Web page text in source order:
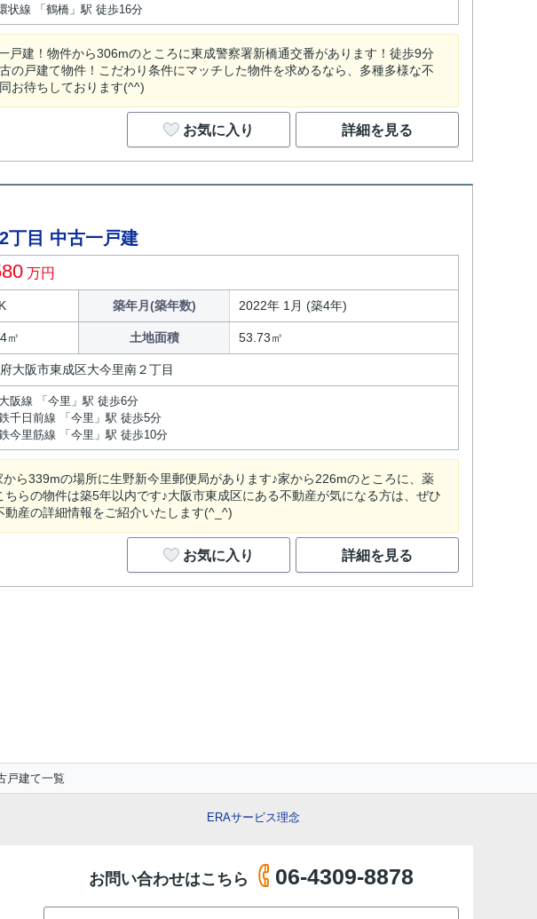
状線 「鶴橋」駅 徒歩16分
建！物件から306mのところに東成警察署新橋通交番があります！徒歩9分
の戸建て物件！こだわり条件にマッチした物件を求めるなら、多種多様な不
お待ちしております(^^)
お気に入り 詳細を見る
丁目 中古一戸建
万円
築年月(築年数) 2022年 1月 (築4年)
㎡ 土地面積 53.73㎡
大阪市東成区大今里南２丁目
阪線 「今里」駅 徒歩6分
千日前線 「今里」駅 徒歩5分
今里筋線 「今里」駅 徒歩10分
ら339mの場所に生野新今里郵便局があります♪家から226mのところに、薬
らの物件は築5年以内です♪大阪市東成区にある不動産が気になる方は、ぜひ
産の詳細情報をご紹介いたします(^_^)
お気に入り 詳細を見る
戸建て一覧
ERAサービス理念
お問い合わせはこちら 06-4309-8878